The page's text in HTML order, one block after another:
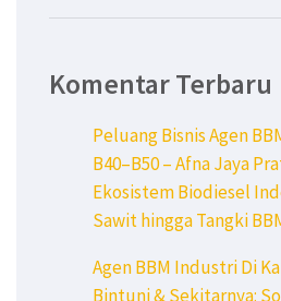
Komentar Terbaru
Peluang Bisnis Agen
B40–B50 – Afna Jaya
Ekosistem Biodiesel
Sawit hingga Tangki
Agen BBM Industri Di
Bintuni & Sekitarnya: